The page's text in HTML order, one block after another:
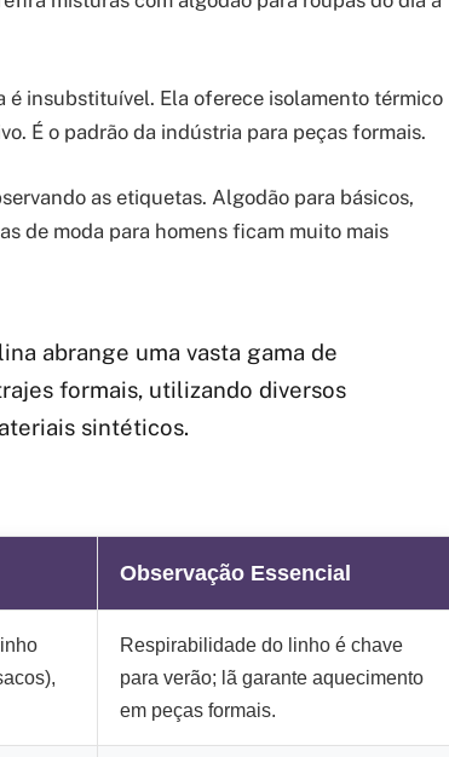
é insubstituível. Ela oferece isolamento térmico
É o padrão da indústria para peças formais.
as etiquetas. Algodão para básicos,
de moda para homens ficam muito mais
abrange uma vasta gama de
formais, utilizando diversos
sintéticos.
Observação Essencial
Respirabilidade do linho é chave
para verão; lã garante aquecimento
em peças formais.